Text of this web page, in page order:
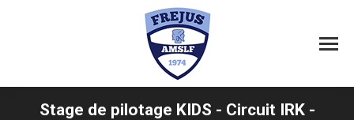
Stage de pilotage KIDS - Circuit IRK -